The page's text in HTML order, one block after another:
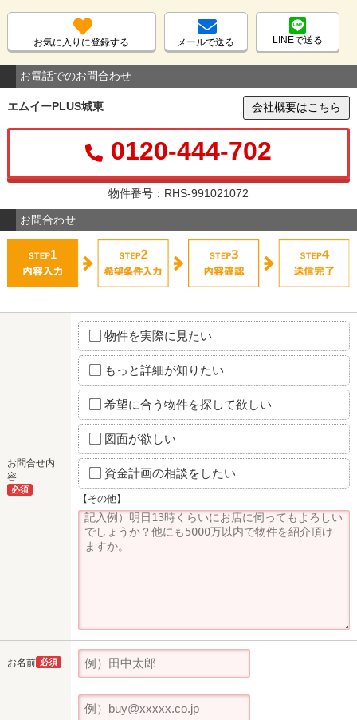
お気に入りに登録する メールで送る LINEで送る
お電話でのお問合わせ
エムイーPLUS城東 会社概要はこちら
0120-444-702
物件番号：RHS-991021072
お問合わせ
お問合せ内
容
必須
物件を実際に見たい
もっと詳細が知りたい
希望に合う物件を探して欲しい
図面が欲しい
資金計画の相談をしたい
【その他】
お名前 必須